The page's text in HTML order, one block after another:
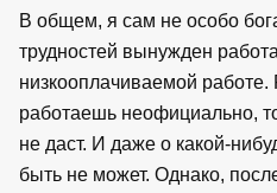
В общем, я сам не особо
трудностей вынужден
низкооплачиваемой работе.
работаешь неофициально,
не даст. И даже о какой-
быть не может. Однако,